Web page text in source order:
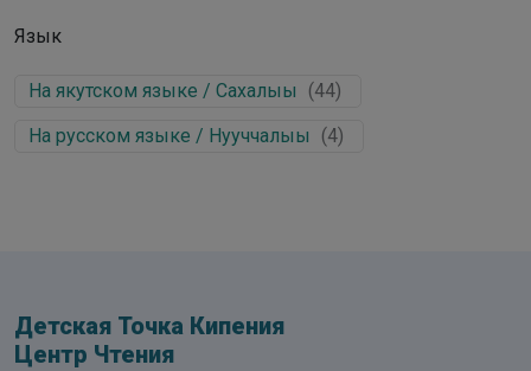
Язык
На якутском языке / Сахалыы (44)
На русском языке / Нууччалыы
(4)
Детская Точка Кипения
Центр Чтения